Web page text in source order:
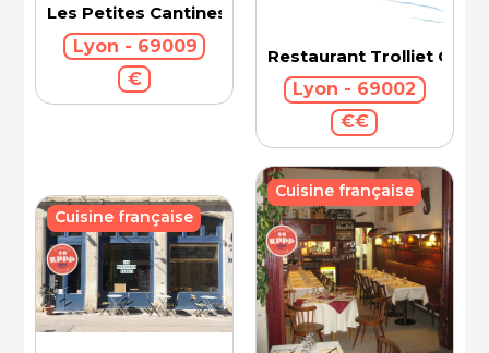
Les Petites Cantines (Vaise)
Lyon - 69009
€
Restaurant Trolliet
Lyon - 69002
€€
Cuisine française
Cuisine française